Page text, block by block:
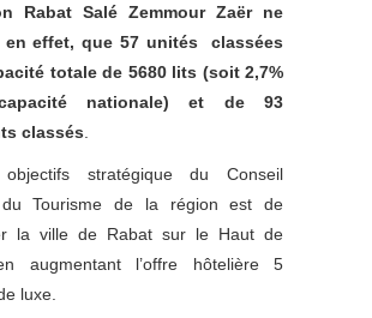
Rabat Salé Zemmour Zaër ne
en effet, que 57 unités classées
totale de 5680 lits (soit 2,7%
nationale) et de 93
classés
stratégique du Conseil
du Tourisme de la région est de
la ville de Rabat sur le Haut de
augmentant l’offre hôtelière 5
luxe.